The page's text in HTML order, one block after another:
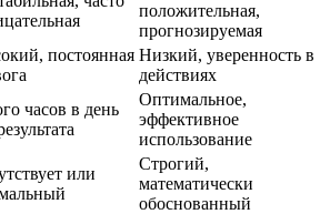
положительная,
прогнозируемая
постоянная Низкий, уверенность в
действиях
часов в день
Оптимальное,
эффективное
использование
или
Строгий,
математически
обоснованный